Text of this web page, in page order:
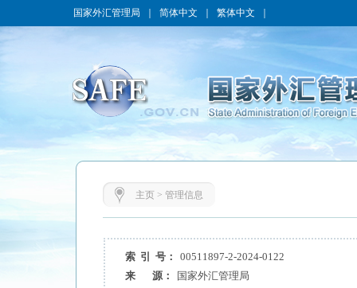
国家外汇管理局 简体中文 繁体中文
主页> 管理信息
索 引 号：
00511897-2-2024-0122
来 源：
国家外汇管理局